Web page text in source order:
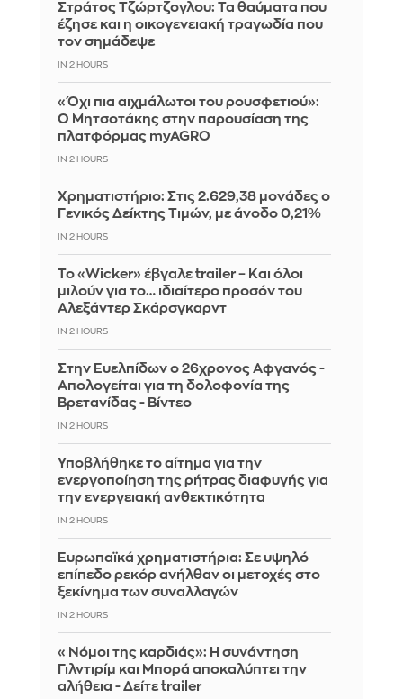
Στράτος Τζώρτζογλου: Τα θαύματα που
έζησε και η οικογενειακή τραγωδία που
τον σημάδεψε
IN 2 HOURS
«Όχι πια αιχμάλωτοι του ρουσφετιού»:
Ο Μητσοτάκης στην παρουσίαση της
πλατφόρμας myAGRO
IN 2 HOURS
Χρηματιστήριο: Στις 2.629,38 μονάδες ο
Γενικός Δείκτης Τιμών, με άνοδο 0,21%
IN 2 HOURS
Το «Wicker» έβγαλε trailer – Και όλοι
μιλούν για το… ιδιαίτερο προσόν του
Αλεξάντερ Σκάρσγκαρντ
IN 2 HOURS
Στην Ευελπίδων ο 26χρονος Αφγανός -
Απολογείται για τη δολοφονία της
Βρετανίδας - Βίντεο
IN 2 HOURS
Υποβλήθηκε το αίτημα για την
ενεργοποίηση της ρήτρας διαφυγής για
την ενεργειακή ανθεκτικότητα
IN 2 HOURS
Ευρωπαϊκά χρηματιστήρια: Σε υψηλό
επίπεδο ρεκόρ ανήλθαν οι μετοχές στο
ξεκίνημα των συναλλαγών
IN 2 HOURS
«Νόμοι της καρδιάς»: Η συνάντηση
Γιλντιρίμ και Μπορά αποκαλύπτει την
αλήθεια - Δείτε trailer